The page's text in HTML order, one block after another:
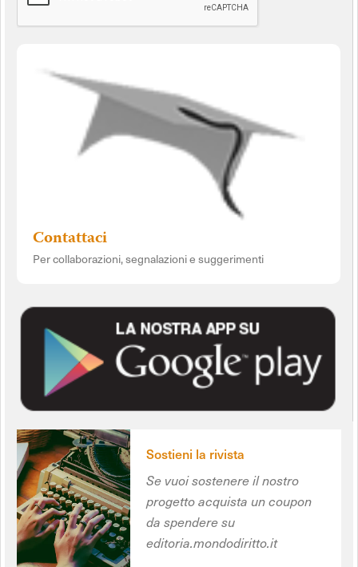
Contattaci
Per collaborazioni, segnalazioni e suggerimenti
Sostieni la rivista
Se vuoi sostenere il nostro
progetto acquista un coupon
da spendere su
editoria.mondodiritto.it